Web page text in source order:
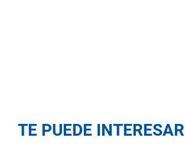
TE PUEDE INTERESAR